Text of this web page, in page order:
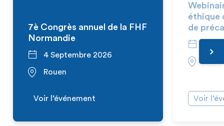
7è Congrès annuel de la FHF
Normandie
4 Septembre 2026
Rouen
Voir l’événement
éthique
de
Voir